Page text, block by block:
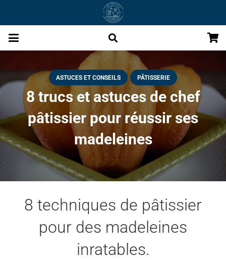
ASTUCES ET CONSEILS PÂTISSERIE
8 trucs et astuces de chef
pâtissier pour réussir ses
madeleines
8 techniques de pâtissier
pour des madeleines
inratables.